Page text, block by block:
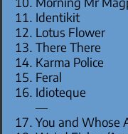
Identikit
Lotus Flower
There There
Karma Police
Feral
Idioteque
—
You and Whose